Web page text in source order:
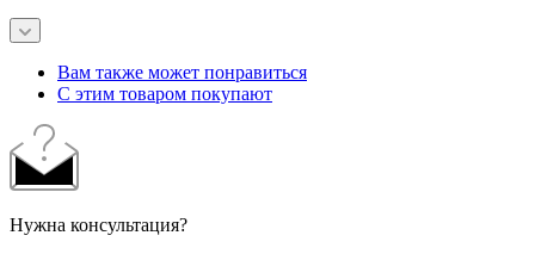
Вам также может понравиться
С этим товаром покупают
Нужна консультация?